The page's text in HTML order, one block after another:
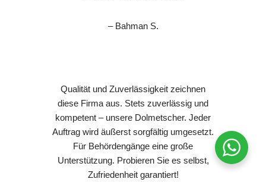
– Bahman S.
Qualität und Zuverlässigkeit zeichnen
diese Firma aus. Stets zuverlässig und
kompetent – unsere Dolmetscher. Jeder
Auftrag wird äußerst sorgfältig umgesetzt.
Für Behördengänge eine große
Unterstützung. Probieren Sie es selbst,
Zufriedenheit garantiert!